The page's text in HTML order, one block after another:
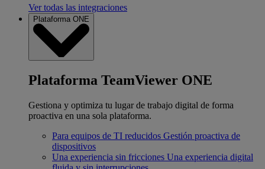
Ver todas las integraciones
Plataforma ONE
Plataforma TeamViewer ONE
Gestiona y optimiza tu lugar de trabajo digital de forma
proactiva en una sola plataforma.
Para equipos de TI reducidos Gestión proactiva de
dispositivos
Una experiencia sin fricciones Una experiencia digital